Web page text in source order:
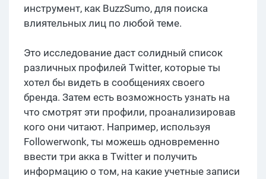
инструмент, как BuzzSumo, для поиска
влиятельных лиц по любой теме.
Это исследование даст солидный список
различных профилей Twitter, которые ты
хотел бы видеть в сообщениях своего
бренда. Затем есть возможность узнать на
что смотрят эти профили, проанализировав
кого они читают. Например, используя
Followerwonk, ты можешь одновременно
ввести три акка в Twitter и получить
информацию о том, на какие учетные записи